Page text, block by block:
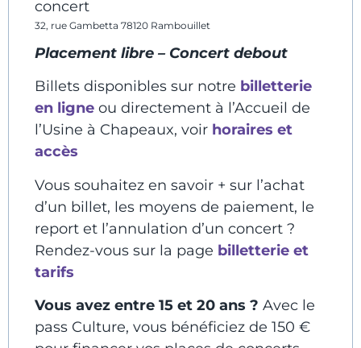
concert
32, rue Gambetta 78120 Rambouillet
Placement libre – Concert debout
Billets disponibles sur notre billetterie
en ligne ou directement à l’Accueil de
l’Usine à Chapeaux, voir horaires et
accès
Vous souhaitez en savoir + sur l’achat
d’un billet, les moyens de paiement, le
report et l’annulation d’un concert ?
Rendez-vous sur la page billetterie et
tarifs
Vous avez entre 15 et 20 ans ? Avec le
pass Culture, vous bénéficiez de 150 €